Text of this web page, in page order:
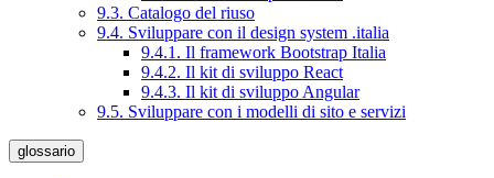
9.3. Catalogo del riuso
9.4. Sviluppare con il design system .italia
9.4.1. Il framework Bootstrap Italia
9.4.2. Il kit di sviluppo React
9.4.3. Il kit di sviluppo Angular
9.5. Sviluppare con i modelli di sito e servizi
glossario